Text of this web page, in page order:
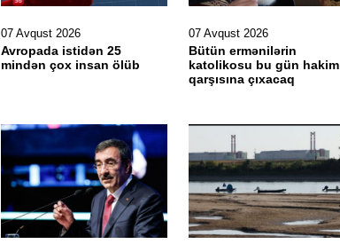
07 Avqust 2026
Avropada istidən 25
mindən çox insan ölüb
07 Avqust 2026
Bütün ermənilərin
katolikosu bu gün hakim
qarşısına çıxacaq